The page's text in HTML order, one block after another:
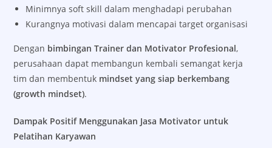
Minimnya soft skill dalam menghadapi perubahan
Kurangnya motivasi dalam mencapai target organisasi
Dengan bimbingan Trainer dan Motivator Profesional,
perusahaan dapat membangun kembali semangat kerja
tim dan membentuk mindset yang siap berkembang
(growth mindset).
Dampak Positif Menggunakan Jasa Motivator untuk
Pelatihan Karyawan